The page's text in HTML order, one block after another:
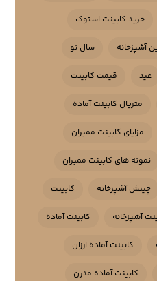
خرید کابینت استوک
آشپزخانه سال نو
عید قیمت کابینت
متریال کابینت آماده
مزایای کابینت ممبران
نمونه های کابینت ممبران
چینش آشپزخانه کابینت
آشپزخانه کابینت آماده
کابینت آماده ارزان
کابینت آماده مدرن